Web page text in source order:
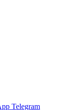
Telegram